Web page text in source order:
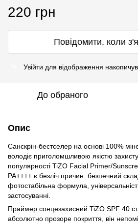
220 грн
Повідомити, коли
Увійти для відображення
До обраного
Опис
Санскрін-бестселер на основі 100%
володіє приголомшливою якістю
популярності TiZO Facial Primer/
PA++++ є безліч причин: безпечний
фотостабільна формула,
застосуванні.
Праймер сонцезахисний TiZO SPF 40
абсолютно прозоре покриття, він